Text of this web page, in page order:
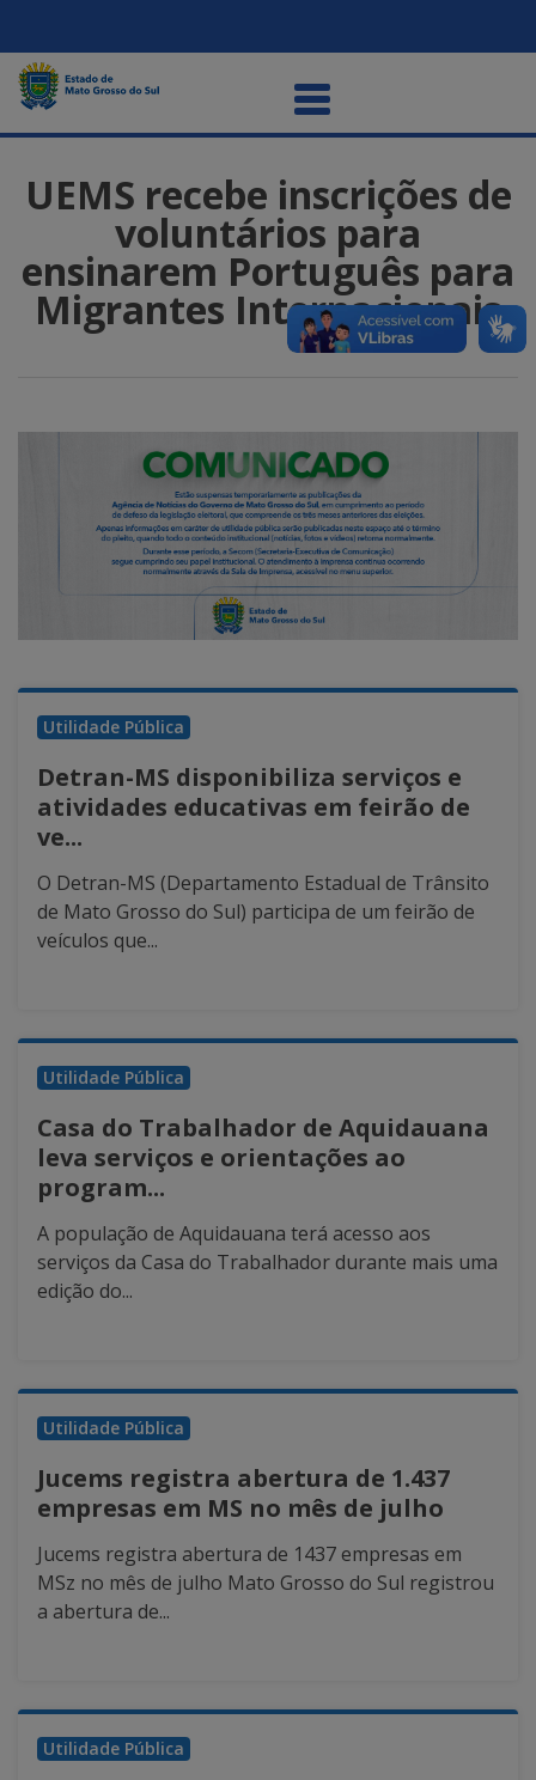
UEMS recebe inscrições de
voluntários para
ensinarem Português para
Migrantes Internacionais
Utilidade Pública
Detran-MS disponibiliza serviços e
atividades educativas em feirão de
ve...
O Detran-MS (Departamento Estadual de Trânsito
de Mato Grosso do Sul) participa de um feirão de
veículos que...
Utilidade Pública
Casa do Trabalhador de Aquidauana
leva serviços e orientações ao
program...
A população de Aquidauana terá acesso aos
serviços da Casa do Trabalhador durante mais uma
edição do...
Utilidade Pública
Jucems registra abertura de 1.437
empresas em MS no mês de julho
Jucems registra abertura de 1437 empresas em
MSz no mês de julho Mato Grosso do Sul registrou
a abertura de...
Utilidade Pública